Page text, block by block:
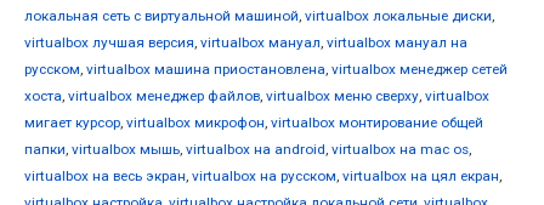
локальная сеть с виртуальной машиной, virtualbox локальные диски,
virtualbox лучшая версия, virtualbox мануал, virtualbox мануал на
русском, virtualbox машина приостановлена, virtualbox менеджер сетей
хоста, virtualbox менеджер файлов, virtualbox меню сверху, virtualbox
мигает курсор, virtualbox микрофон, virtualbox монтирование общей
папки, virtualbox мышь, virtualbox на android, virtualbox на mac os,
virtualbox на весь экран, virtualbox на русском, virtualbox на цял екран,